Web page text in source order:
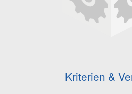
Kriterien &